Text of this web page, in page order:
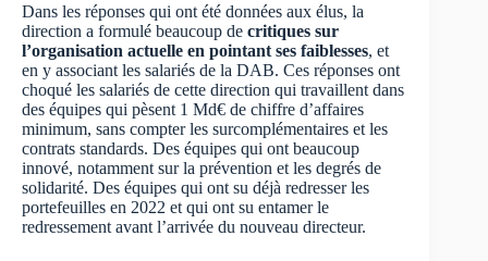
Dans les réponses qui ont été données aux élus, la
direction a formulé beaucoup de critiques sur
l’organisation actuelle en pointant ses faiblesses, et
en y associant les salariés de la DAB. Ces réponses ont
choqué les salariés de cette direction qui travaillent dans
des équipes qui pèsent 1 Md€ de chiffre d’affaires
minimum, sans compter les surcomplémentaires et les
contrats standards. Des équipes qui ont beaucoup
innové, notamment sur la prévention et les degrés de
solidarité. Des équipes qui ont su déjà redresser les
portefeuilles en 2022 et qui ont su entamer le
redressement avant l’arrivée du nouveau directeur.